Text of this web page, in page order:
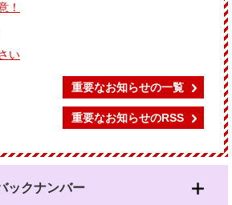
！
い
重要なお知らせの一覧
重要なお知らせのRSS
ックナンバー